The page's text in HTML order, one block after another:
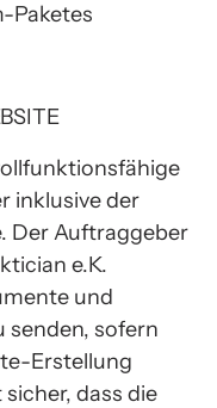
Paketes
inklusive der
Der Auftraggeber
e.K.
und
senden, sofern
Erstellung
dass die